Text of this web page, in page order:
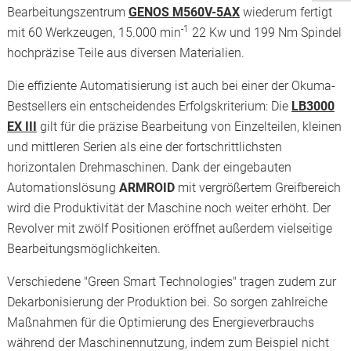
Bearbeitungszentrum GENOS M560V-5AXwiederum fertigt
mit 60 Werkzeugen, 15.000 min-1 22 Kw und 199 Nm Spindel
hochpräzise Teile aus diversen Materialien.
Die effiziente Automatisierung ist auch bei einer der Okuma-
Bestsellers ein entscheidendes Erfolgskriterium: Die LB3000
EX III gilt für die präzise Bearbeitung von Einzelteilen, kleinen
und mittleren Serien als eine der fortschrittlichsten
horizontalen Drehmaschinen. Dank der eingebauten
Automationslösung ARMROIDmit vergrößertem Greifbereich
wird die Produktivität der Maschine noch weiter erhöht. Der
Revolver mit zwölf Positionen eröffnet außerdem vielseitige
Bearbeitungsmöglichkeiten.
Verschiedene "Green Smart Technologies" tragen zudem zur
Dekarbonisierung der Produktion bei. So sorgen zahlreiche
Maßnahmen für die Optimierung des Energieverbrauchs
während der Maschinennutzung, indem zum Beispiel nicht